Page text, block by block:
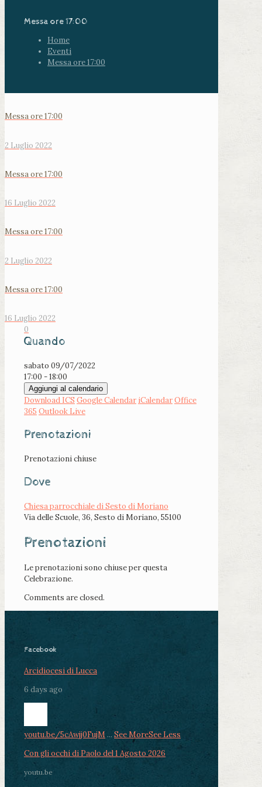
Messa ore 17:00
Home
Eventi
Messa ore 17:00
Messa ore 17:00
2 Luglio 2022
Messa ore 17:00
16 Luglio 2022
Messa ore 17:00
2 Luglio 2022
Messa ore 17:00
16 Luglio 2022
0
Quando
sabato 09/07/2022
17:00 - 18:00
Aggiungi al calendario
Download ICS Google Calendar iCalendarOffice
365 Outlook Live
Prenotazioni
Prenotazioni chiuse
Dove
Chiesa parrocchiale di Sesto di Moriano
Via delle Scuole, 36, Sesto di Moriano, 55100
Prenotazioni
Le prenotazioni sono chiuse per questa
Celebrazione.
Comments are closed.
Facebook
Arcidiocesi di Lucca
6 days ago
youtu.be/5cAwjj0FujM ... See MoreSee Less
Con gli occhi di Paolo del 1 Agosto 2026
youtu.be